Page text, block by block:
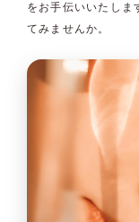
をお手伝いいたしま
てみませんか。